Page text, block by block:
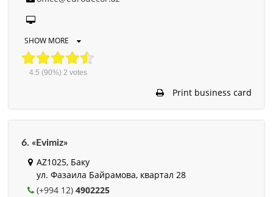
SHOW MORE
4.5 (90%) 2 votes
Print business card
6. «Evimiz»
AZ1025, Баку
ул. Фазаила Байрамова, квартал 28
(+994 12) 4902225